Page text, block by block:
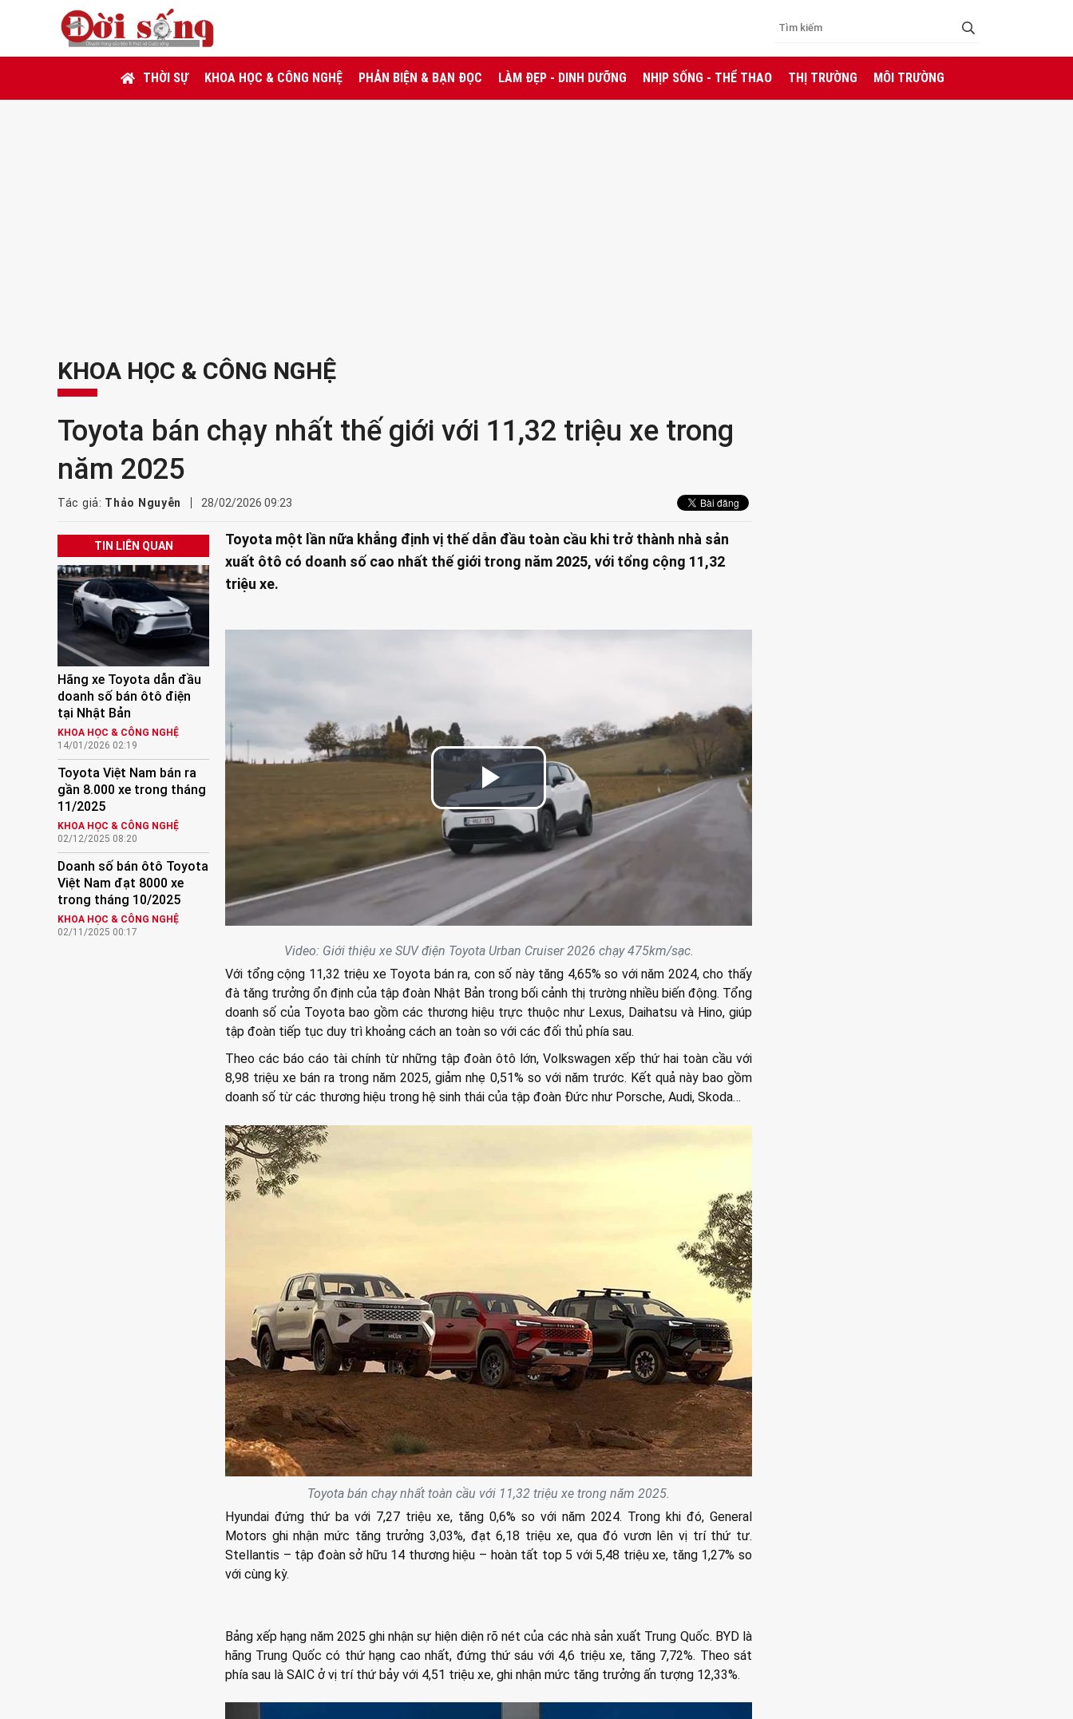
THỜI SỰ KHOA HỌC & CÔNG NGHỆ PHẢN BIỆN & BẠN ĐỌC LÀM ĐẸP - DINH DƯỠNG NHỊP SỐNG - THỂ THAO THỊ TRƯỜNG MÔI TRƯỜNG
KHOA HỌC & CÔNG NGHỆ
Toyota bán chạy nhất thế giới với 11,32 triệu xe trong
năm 2025
Tác giả: Thảo Nguyễn 28/02/2026 09:23
TIN LIÊN QUAN
Hãng xe Toyota dẫn đầu
doanh số bán ôtô điện
tại Nhật Bản
KHOA HỌC & CÔNG NGHỆ
14/01/2026 02:19
Toyota Việt Nam bán ra
gần 8.000 xe trong tháng
11/2025
KHOA HỌC & CÔNG NGHỆ
02/12/2025 08:20
Doanh số bán ôtô Toyota
Việt Nam đạt 8000 xe
trong tháng 10/2025
KHOA HỌC & CÔNG NGHỆ
02/11/2025 00:17
Toyota một lần nữa khẳng định vị thế dẫn đầu toàn cầu khi trở thành nhà sản
xuất ôtô có doanh số cao nhất thế giới trong năm 2025, với tổng cộng 11,32
triệu xe.
Play
Video
Video: Giới thiệu xe SUV điện Toyota Urban Cruiser 2026 chạy 475km/sạc.
Với tổng cộng 11,32 triệu xe Toyota bán ra, con số này tăng 4,65% so với năm 2024, cho thấy
đà tăng trưởng ổn định của tập đoàn Nhật Bản trong bối cảnh thị trường nhiều biến động. Tổng
doanh số của Toyota bao gồm các thương hiệu trực thuộc như Lexus, Daihatsu và Hino, giúp
tập đoàn tiếp tục duy trì khoảng cách an toàn so với các đối thủ phía sau.
Theo các báo cáo tài chính từ những tập đoàn ôtô lớn, Volkswagen xếp thứ hai toàn cầu với
8,98 triệu xe bán ra trong năm 2025, giảm nhẹ 0,51% so với năm trước. Kết quả này bao gồm
doanh số từ các thương hiệu trong hệ sinh thái của tập đoàn Đức như Porsche, Audi, Skoda…
Toyota bán chạy nhất toàn cầu với 11,32 triệu xe trong năm 2025.
Hyundai đứng thứ ba với 7,27 triệu xe, tăng 0,6% so với năm 2024. Trong khi đó, General
Motors ghi nhận mức tăng trưởng 3,03%, đạt 6,18 triệu xe, qua đó vươn lên vị trí thứ tư.
Stellantis – tập đoàn sở hữu 14 thương hiệu – hoàn tất top 5 với 5,48 triệu xe, tăng 1,27% so
với cùng kỳ.
Bảng xếp hạng năm 2025 ghi nhận sự hiện diện rõ nét của các nhà sản xuất Trung Quốc. BYD là
hãng Trung Quốc có thứ hạng cao nhất, đứng thứ sáu với 4,6 triệu xe, tăng 7,72%. Theo sát
phía sau là SAIC ở vị trí thứ bảy với 4,51 triệu xe, ghi nhận mức tăng trưởng ấn tượng 12,33%.